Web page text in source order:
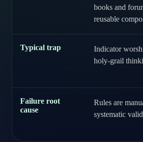
books and
reusable
Typical trap
Indicator
holy-grail
Failure root
cause
Rules are
systematic